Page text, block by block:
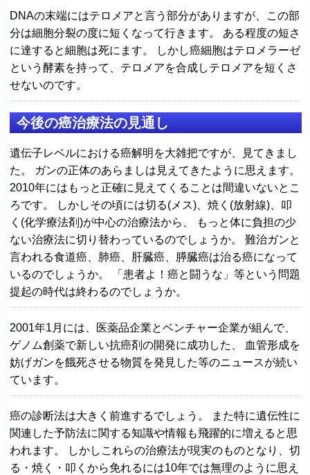
DNAの末端にはテロメアと言う部分がありますが、この部
分は細胞分裂の度に短くなって行きます。 ある程度の短さ
に達すると細胞は死にます。 しかし癌細胞はテロメラーゼ
という酵素を持って、テロメアを合成しテロメアを短くさ
せないのです。
今後の癌治療法の見通し
遺伝子レベルにおける癌解明を大雑把ですが、見てきまし
た。 ガンの正体のあらましは見えてきたように思えます。
2010年にはもっと正確に見えてくることは間違いないとこ
ろです。 しかしその頃には切る(メス)、焼く(放射線)、叩
く(化学療法剤)が中心の治療法から、 もっと体に負担の少
ない治療法に切り替わっているのでしょうか。 難治ガンと
言われる食道癌、肺癌、肝臓癌、膵臓癌は治る癌になって
いるのでしょうか。 「患者よ！癌と闘うな」等という問題
提起の時代は終わるのでしょうか。
2001年1月には、医薬品企業とベンチャー企業が組んで、
ゲノム創薬で新しい抗癌剤の開発に成功した、 血管形成を
妨げガンを餓死させる物質を発見した等のニュースが続い
ています。
癌の診断法は大きく前進するでしょう。 また特に遺伝性に
関連した予防法に関する知識や情報も飛躍的に増えると思
われます。 しかしこれらの治療法が現実のものとなり、切
る・焼く・叩くから免れるには10年では無理のように思え